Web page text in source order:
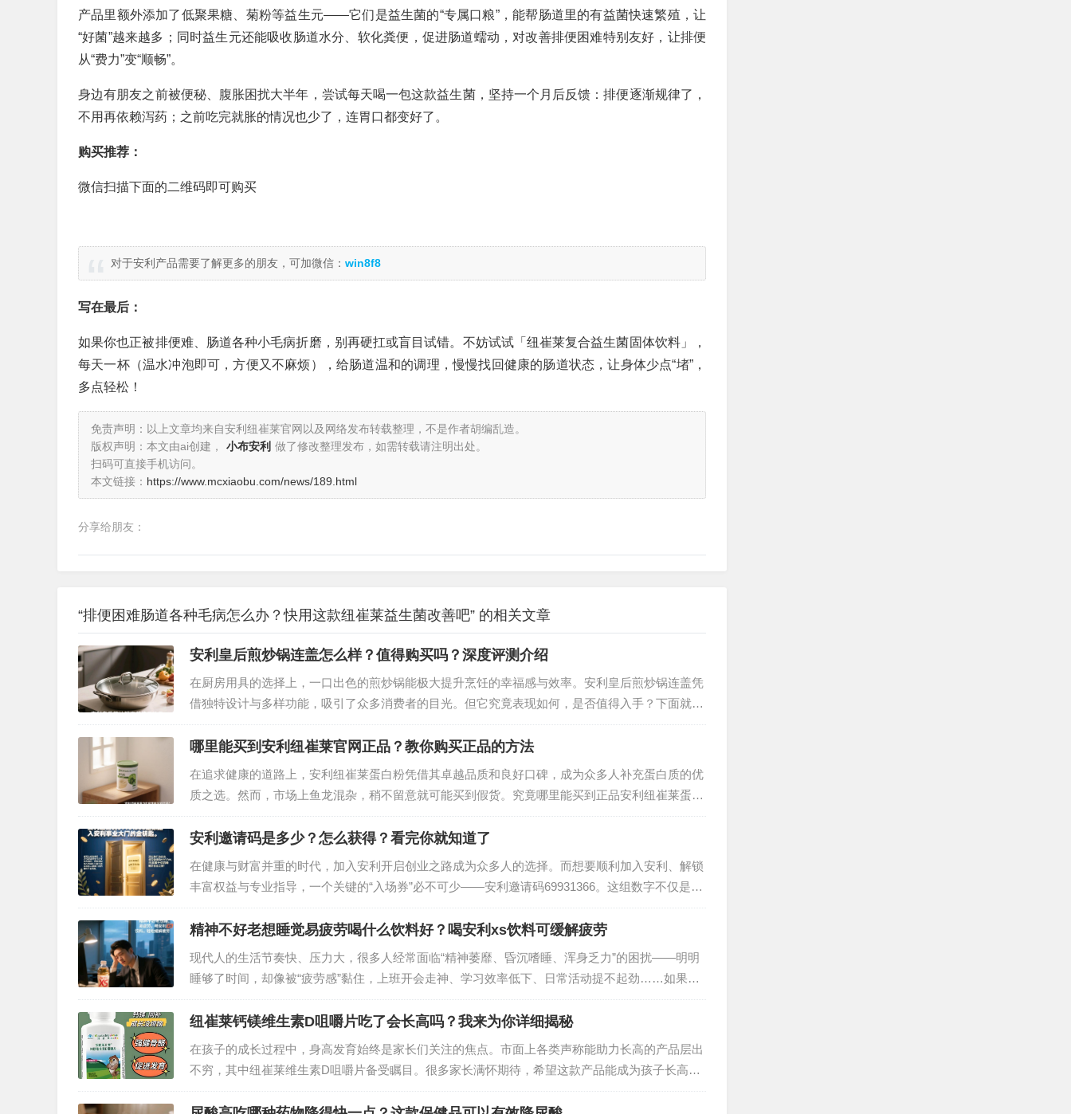
产品里额外添加了低聚果糖、菊粉等益生元——它们是益生菌的“专属口粮”，能帮肠道里的有益菌快速繁殖，让
“好菌”越来越多；同时益生元还能吸收肠道水分、软化粪便，促进肠道蠕动，对改善排便困难特别友好，让排便
从“费力”变“顺畅”。
身边有朋友之前被便秘、腹胀困扰大半年，尝试每天喝一包这款益生菌，坚持一个月后反馈：排便逐渐规律了，
不用再依赖泻药；之前吃完就胀的情况也少了，连胃口都变好了。
购买推荐：
微信扫描下面的二维码即可购买
对于安利产品需要了解更多的朋友，可加微信： win8f8
写在最后：
如果你也正被排便难、肠道各种小毛病折磨，别再硬扛或盲目试错。不妨试试「纽崔莱复合益生菌固体饮料」，
每天一杯（温水冲泡即可，方便又不麻烦），给肠道温和的调理，慢慢找回健康的肠道状态，让身体少点“堵”，
多点轻松！
免责声明：以上文章均来自安利纽崔莱官网以及网络发布转载整理，不是作者胡编乱造。
版权声明：本文由ai创建，
小布安利 做了修改整理发布，如需转载请注明出处。
扫码可直接手机访问。
本文链接： https://www.mcxiaobu.com/news/189.html
分享给朋友：
“排便困难肠道各种毛病怎么办？快用这款纽崔莱益生菌改善吧” 的相关文章
安利皇后煎炒锅连盖怎么样？值得购买吗？深度评测介绍
在厨房用具的选择上，一口出色的煎炒锅能极大提升烹饪的幸福感与效率。安利皇后煎炒锅连盖凭
借独特设计与多样功能，吸引了众多消费者的目光。但它究竟表现如何，是否值得入手？下面就结
合实际使用体验，从多个维度为你揭晓。…
哪里能买到安利纽崔莱官网正品？教你购买正品的方法
在追求健康的道路上，安利纽崔莱蛋白粉凭借其卓越品质和良好口碑，成为众多人补充蛋白质的优
质之选。然而，市场上鱼龙混杂，稍不留意就可能买到假货。究竟哪里能买到正品安利纽崔莱蛋白
粉？接下来为你揭晓答案。…
安利邀请码是多少？怎么获得？看完你就知道了
在健康与财富并重的时代，加入安利开启创业之路成为众多人的选择。而想要顺利加入安利、解锁
丰富权益与专业指导，一个关键的“入场券”必不可少——安利邀请码69931366。这组数字不仅是注
册的重要凭证，更是你链接优质资源、实现事业突破的起点。…
精神不好老想睡觉易疲劳喝什么饮料好？喝安利xs饮料可缓解疲劳
现代人的生活节奏快、压力大，很多人经常面临“精神萎靡、昏沉嗜睡、浑身乏力”的困扰——明明
睡够了时间，却像被“疲劳感”黏住，上班开会走神、学习效率低下、日常活动提不起劲……如果你
也被这些问题困扰，或许一罐安利 XS 饮料能成为你的“活力救星”，用科学配方帮身体击退疲劳，
重新找回清醒状态。…
纽崔莱钙镁维生素D咀嚼片吃了会长高吗？我来为你详细揭秘
在孩子的成长过程中，身高发育始终是家长们关注的焦点。市面上各类声称能助力长高的产品层出
不穷，其中纽崔莱维生素D咀嚼片备受瞩目。很多家长满怀期待，希望这款产品能成为孩子长高的
“秘密武器”。那么，吃了纽崔莱维生素D咀嚼片真的会长高吗？接下来就为你深入揭秘。…